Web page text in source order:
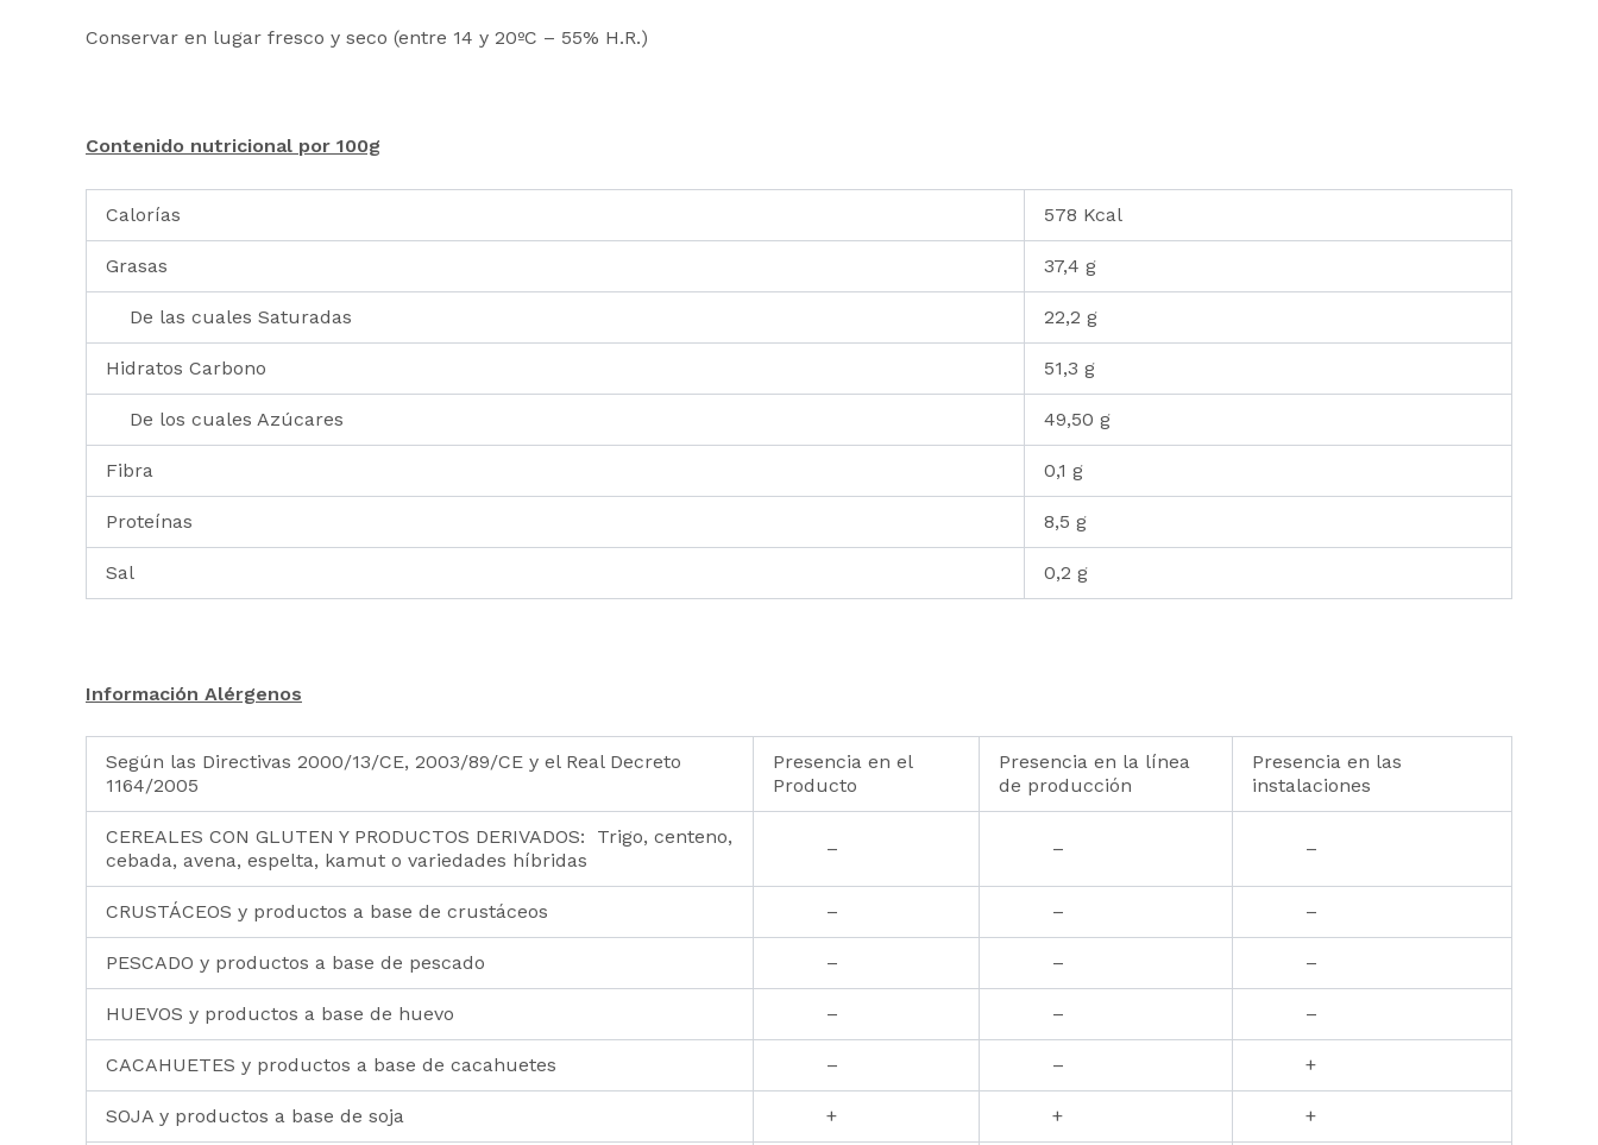
Conservar en lugar fresco y seco (entre 14 y 20ºC – 55% H.R.)
Contenido nutricional por 100g
Calorías 578 Kcal
Grasas 37,4 g
De las cuales Saturadas 22,2 g
Hidratos Carbono 51,3 g
De los cuales Azúcares 49,50 g
Fibra 0,1 g
Proteínas 8,5 g
Sal 0,2 g
Información Alérgenos
Según las Directivas 2000/13/CE, 2003/89/CE y el Real Decreto
1164/2005
Presencia en el
Producto
Presencia en la línea
de producción
Presencia en las
instalaciones
CEREALES CON GLUTEN Y PRODUCTOS DERIVADOS: Trigo, centeno,
cebada, avena, espelta, kamut o variedades híbridas
– – –
CRUSTÁCEOS y productos a base de crustáceos – – –
PESCADO y productos a base de pescado – – –
HUEVOS y productos a base de huevo – – –
CACAHUETES y productos a base de cacahuetes – – +
SOJA y productos a base de soja + + +